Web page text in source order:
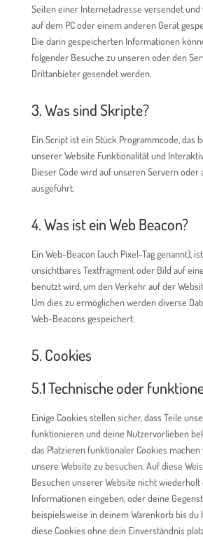
Seiten einer Internetadresse versendet und
auf dem PC oder einem anderen Gerät
Die darin gespeicherten Informationen
folgender Besuche zu unseren oder den
Drittanbieter gesendet werden.
3. Was sind Skripte?
Ein Script ist ein Stück Programmcode, das
unserer Website Funktionalität und
Dieser Code wird auf unseren Servern oder
ausgeführt.
4. Was ist ein Web Beacon?
Ein Web-Beacon (auch Pixel-Tag genannt),
unsichtbares Textfragment oder Bild auf
benutzt wird, um den Verkehr auf der
Um dies zu ermöglichen werden diverse
Web-Beacons gespeichert.
5. Cookies
5.1 Technische oder
Einige Cookies stellen sicher, dass Teile
funktionieren und deine Nutzervorlieben
das Platzieren funktionaler Cookies
unsere Website zu besuchen. Auf diese
Besuchen unserer Website nicht wiederholt
Informationen eingeben, oder deine
beispielsweise in deinem Warenkorb bis du
diese Cookies ohne dein Einverständnis